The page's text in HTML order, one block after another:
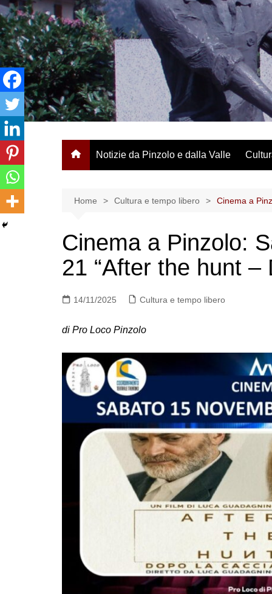
Salta
al
contenuto
Notizie da Pinzolo e dalla Valle
Home Cultura e tempo libero Cinema a
Cinema a Pinzolo:
21 “After the hunt –
14/11/2025 Cultura e tempo libero
di Pro Loco Pinzolo